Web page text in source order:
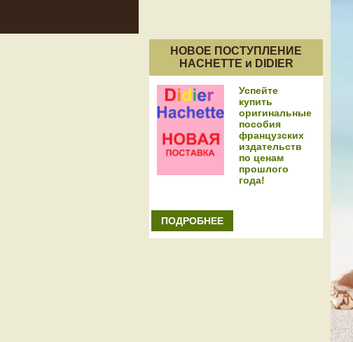
НОВОЕ ПОСТУПЛЕНИЕ
HACHETTE и DIDIER
Успейте
купить
оригинальные
пособия
французских
издательств
по ценам
прошлого
года!
ПОДРОБНЕЕ